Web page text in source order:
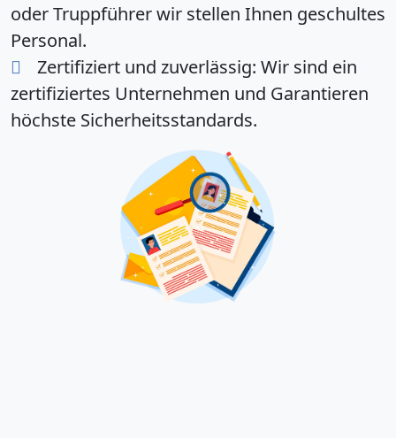
oder Truppführer wir stellen Ihnen geschultes
Personal.
Zertifiziert und zuverlässig: Wir sind ein
zertifiziertes Unternehmen und Garantieren
höchste Sicherheitsstandards.